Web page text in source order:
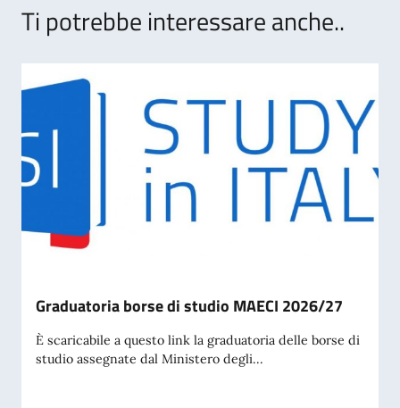
Ti potrebbe interessare anche..
Graduatoria borse di studio MAECI 2026/27
È scaricabile a questo link la graduatoria delle borse di
studio assegnate dal Ministero degli...